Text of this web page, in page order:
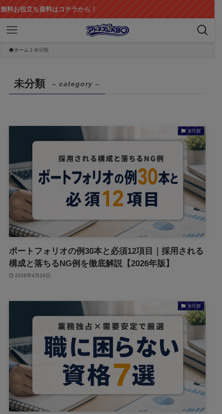
立ち資料はコチラから！
ホーム 未分類
未分類 – category –
未分類
ポートフォリオの例30本と必須12項目｜採用される
構成と落ちるNG例を徹底解説【2026年版】
2026年4月24日
未分類